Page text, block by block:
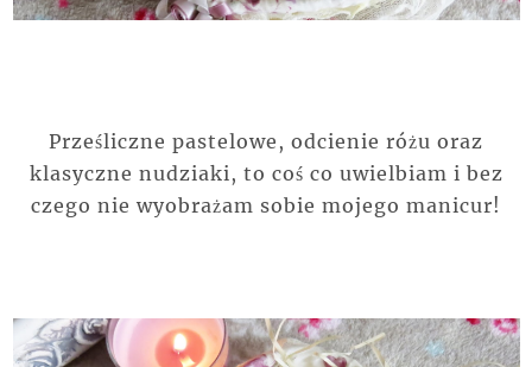
Prześliczne pastelowe, odcienie różu oraz
klasyczne nudziaki, to coś co uwielbiam i bez
czego nie wyobrażam sobie mojego manicur!